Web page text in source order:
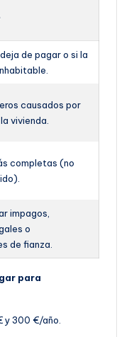
de pagar o si la
causados por
vivienda.
completas (no
impagos,
o
de fianza.
para
y 300 €/año.